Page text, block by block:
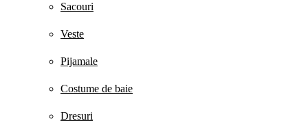
Sacouri
Veste
Pijamale
Costume de baie
Dresuri